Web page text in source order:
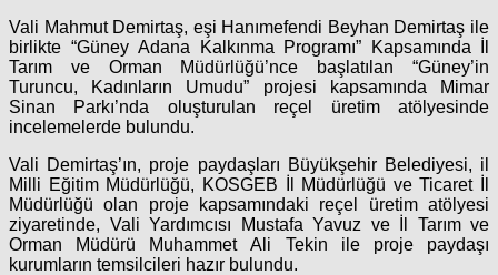
Vali Mahmut Demirtaş, eşi Hanımefendi Beyhan Demirtaş ile
birlikte “Güney Adana Kalkınma Programı” Kapsamında İl
Tarım ve Orman Müdürlüğü’nce başlatılan “Güney’in
Turuncu, Kadınların Umudu” projesi kapsamında Mimar
Sinan Parkı’nda oluşturulan reçel üretim atölyesinde
incelemelerde bulundu.
Vali Demirtaş’ın, proje paydaşları Büyükşehir Belediyesi, il
Milli Eğitim Müdürlüğü, KOSGEB İl Müdürlüğü ve Ticaret İl
Müdürlüğü olan proje kapsamındaki reçel üretim atölyesi
ziyaretinde, Vali Yardımcısı Mustafa Yavuz ve İl Tarım ve
Orman Müdürü Muhammet Ali Tekin ile proje paydaşı
kurumların temsilcileri hazır bulundu.